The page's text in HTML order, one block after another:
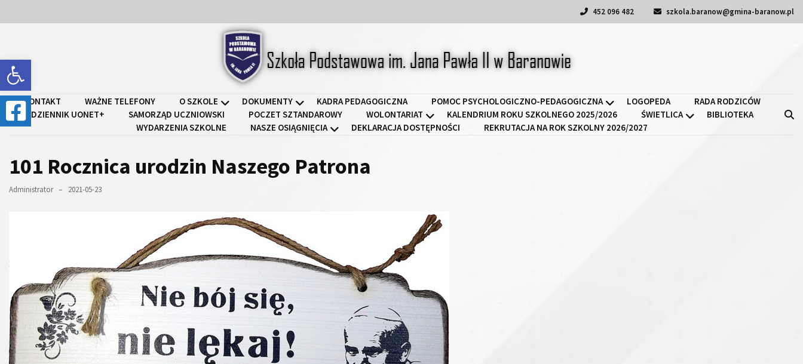
Open toolbar
to
to
452 096 482 szkola.baranow@gmina-baranow.pl
Szkoła Podstawowa im. Jana Pawła II w Baranowie
KONTAKT WAŻNE TELEFONY O SZKOLE DOKUMENTY KADRA PEDAGOGICZNA POMOC PSYCHOLOGICZNO-PEDAGOGICZNA LOGOPEDA
RADA RODZICÓW
DZIENNIK UONET+
SAMORZĄD UCZNIOWSKI POCZET SZTANDAROWY WOLONTARIAT KALENDRIUM ROKU SZKOLNEGO 2025/2026 ŚWIETLICA
BIBLIOTEKA
WYDARZENIA SZKOLNE
NASZE OSIĄGNIĘCIA DEKLARACJA DOSTĘPNOŚCI REKRUTACJA NA ROK SZKOLNY 2026/2027
101 Rocznica urodzin Naszego Patrona
Administrator 2021-05-23